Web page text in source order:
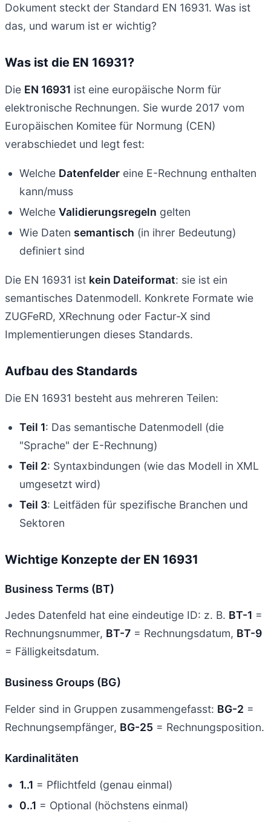
Dokument steckt der Standard EN 16931. Was ist
das, und warum ist er wichtig?
Was ist die EN 16931?
Die EN 16931 ist eine europäische Norm für
elektronische Rechnungen. Sie wurde 2017 vom
Europäischen Komitee für Normung (CEN)
verabschiedet und legt fest:
Welche Datenfelder eine E-Rechnung enthalten
kann/muss
Welche Validierungsregeln gelten
Wie Daten semantisch (in ihrer Bedeutung)
definiert sind
Die EN 16931 ist kein Dateiformat: sie ist ein
semantisches Datenmodell. Konkrete Formate wie
ZUGFeRD, XRechnung oder Factur-X sind
Implementierungen dieses Standards.
Aufbau des Standards
Die EN 16931 besteht aus mehreren Teilen:
Teil 1: Das semantische Datenmodell (die
"Sprache" der E-Rechnung)
Teil 2: Syntaxbindungen (wie das Modell in XML
umgesetzt wird)
Teil 3: Leitfäden für spezifische Branchen und
Sektoren
Wichtige Konzepte der EN 16931
Business Terms (BT)
Jedes Datenfeld hat eine eindeutige ID: z. B. BT-1 =
Rechnungsnummer, BT-7 = Rechnungsdatum, BT-9
= Fälligkeitsdatum.
Business Groups (BG)
Felder sind in Gruppen zusammengefasst: BG-2 =
Rechnungsempfänger, BG-25 = Rechnungsposition.
Kardinalitäten
1..1 = Pflichtfeld (genau einmal)
0..1 = Optional (höchstens einmal)